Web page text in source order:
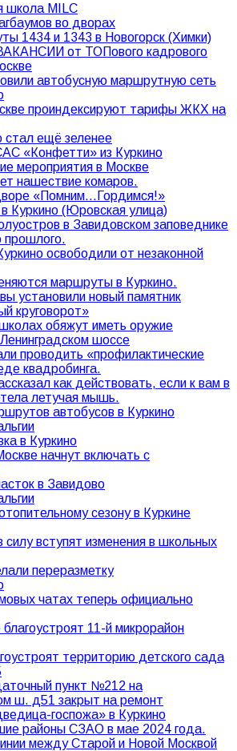
школа MILC
во дворах
1434 и 1343 в Новогорск (Химки)
от ТОПового кадрового
автобусную маршрутную сеть
проиндексируют тарифы ЖКХ на
стал ещё зеленее
«Конфетти» из Куркино
мероприятия в Москве
нашествие комаров.
«Помним…Гордимся!»
Куркино (Юровская улица)
в Завидовском заповеднике
прошлого.
освободили от незаконной
маршруты в Куркино.
установили новый памятник
круговорот»
обяжут иметь оружие
шоссе
проводить «профилактические
квадробинга.
как действовать, если к вам в
летучая мышь.
автобусов в Куркино
в Куркино
начнут включать с
в Завидово
сезону в Куркине
силу вступят изменения в школьных
переразметку
чатах теперь официально
11-й микрорайон
территорию детского сада
пункт №212 на
ш. д51 закрыт на ремонт
госпожа» в Куркино
районы СЗАО в мае 2024 года.
между Старой и Новой Москвой